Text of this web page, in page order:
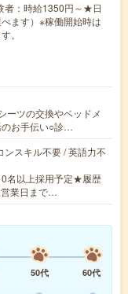
：時給1350円～★日
ます）※稼働開始時は
。
ツの交換やベッドメ
のお手伝い○診…
ンスキル不要 / 英語力不
名以上採用予定★履歴
業日まで…
50代
60代